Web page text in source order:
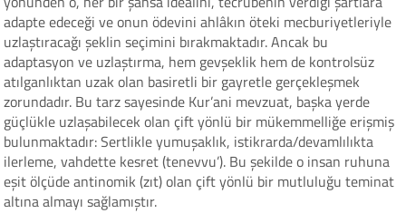
adapte edeceği ve onun ödevini ahlâkın öteki mecburiyetleriyle
uzlaştıracağı şeklin seçimini bırakmaktadır. Ancak bu
adaptasyon ve uzlaştırma, hem gevşeklik hem de kontrolsüz
atılganlıktan uzak olan basiretli bir gayretle gerçekleşmek
zorundadır. Bu tarz sayesinde Kur’ani mevzuat, başka yerde
güçlükle uzlaşabilecek olan çift yönlü bir mükemmelliğe erişmiş
bulunmaktadır: Sertlikle yumuşaklık, istikrarda/devamlılıkta
ilerleme, vahdette kesret (tenevvu’). Bu şekilde o insan ruhuna
eşit ölçüde antinomik (zıt) olan çift yönlü bir mutluluğu teminat
altına almayı sağlamıştır.